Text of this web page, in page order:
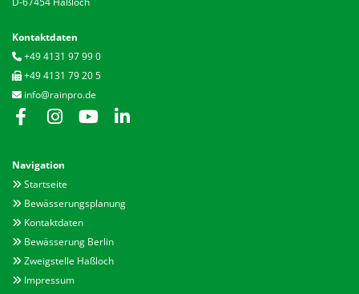
Kontaktdaten
 +49 4131 97 99 0
 +49 4131 79 20 5
 info@rainpro.de
Navigation
 Startseite
 Bewässerungsplanung
 Kontaktdaten
 Bewässerung Berlin
 Zweigstelle Haßloch
 Impressum